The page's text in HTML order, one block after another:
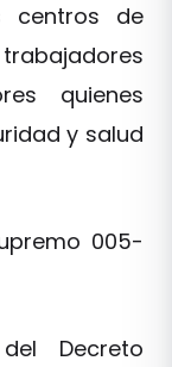
centros de
quienes
y salud
005-
Decreto